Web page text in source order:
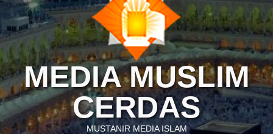
MEDIA MUSLIM
CERDAS
MUSTANIR MEDIA ISLAM